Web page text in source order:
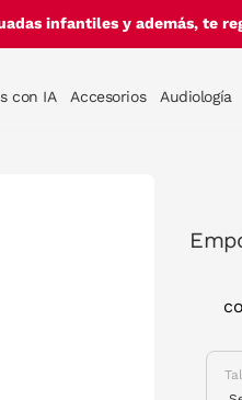
infantiles y además, te
con IA Accesorios Audiología